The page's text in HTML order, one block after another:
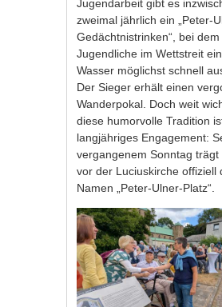
Jugendarbeit gibt es
zweimal jährlich ein „Peter-
Gedächtnistrinken“, bei dem
Jugendliche im Wettstreit
Wasser möglichst schnell
Der Sieger erhält einen
Wanderpokal. Doch weit
diese humorvolle Tradition
langjähriges Engagement:
vergangenem Sonntag trägt
vor der Luciuskirche offiziell
Namen „Peter-Ulner-Platz“.